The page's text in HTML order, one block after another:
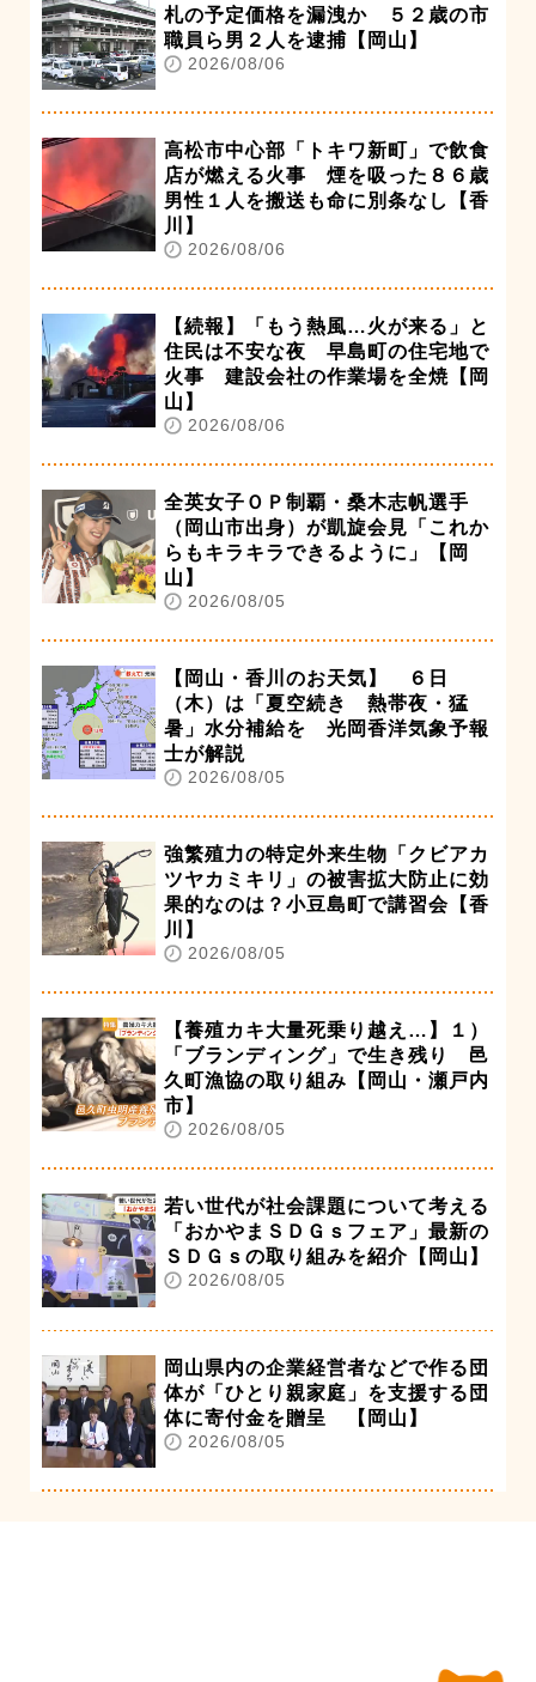
札の予定価格を漏洩か ５２歳の市
職員ら男２人を逮捕【岡山】
2026/08/06
高松市中心部「トキワ新町」で飲食
店が燃える火事 煙を吸った８６歳
男性１人を搬送も命に別条なし【香
川】
2026/08/06
【続報】「もう熱風…火が来る」と
住民は不安な夜 早島町の住宅地で
火事 建設会社の作業場を全焼【岡
山】
2026/08/06
全英女子ＯＰ制覇・桑木志帆選手
（岡山市出身）が凱旋会見「これか
らもキラキラできるように」【岡
山】
2026/08/05
【岡山・香川のお天気】 ６日
（木）は「夏空続き 熱帯夜・猛
暑」水分補給を 光岡香洋気象予報
士が解説
2026/08/05
強繁殖力の特定外来生物「クビアカ
ツヤカミキリ」の被害拡大防止に効
果的なのは？小豆島町で講習会【香
川】
2026/08/05
【養殖カキ大量死乗り越え…】１）
「ブランディング」で生き残り 邑
久町漁協の取り組み【岡山・瀬戸内
市】
2026/08/05
若い世代が社会課題について考える
「おかやまＳＤＧｓフェア」最新の
ＳＤＧｓの取り組みを紹介【岡山】
2026/08/05
岡山県内の企業経営者などで作る団
体が「ひとり親家庭」を支援する団
体に寄付金を贈呈 【岡山】
2026/08/05